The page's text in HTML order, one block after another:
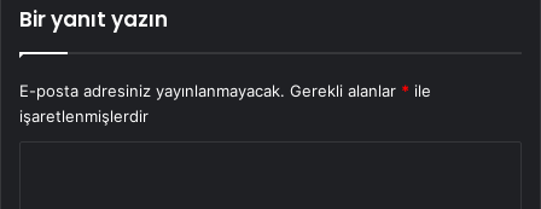
Bir yanıt yazın
E-posta adresiniz yayınlanmayacak. Gerekli alanlar * ile
işaretlenmişlerdir